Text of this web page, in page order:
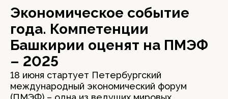
Экономическое событие
года. Компетенции
Башкирии оценят на ПМЭФ
– 2025
18 июня стартует Петербургский
международный экономический форум